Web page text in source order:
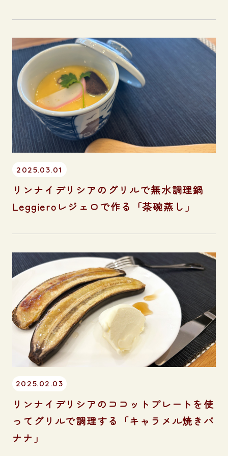
2025.03.01
リンナイデリシアのグリルで無水調理鍋
Leggieroレジェロで作る「茶碗蒸し」
2025.02.03
リンナイデリシアのココットプレートを使
ってグリルで調理する「キャラメル焼きバ
ナナ」